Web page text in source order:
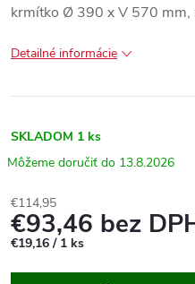
krmítko Ø 390 x V 570 mm,
Detailné informácie
SKLADOM 1 ks
13.8.2026
€114,95
€93,46 bez
Jednotková
€19,16 / 1 ks